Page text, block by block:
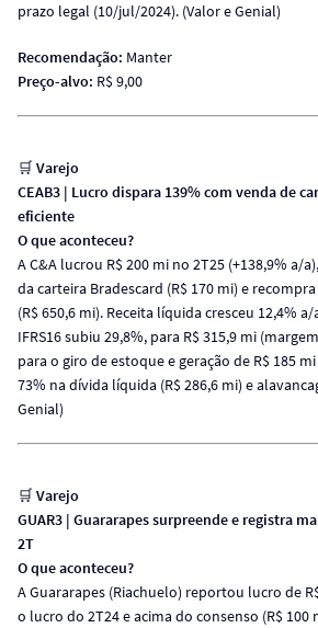
prazo legal (10/jul/2024). (Valor e Genial)
Recomendação: Manter
Preço-alvo: R$ 9,00
🛒 Varejo
CEAB3 | Lucro dispara 139% com venda de
eficiente
O que aconteceu?
A C&A lucrou R$ 200 mi no 2T25 (+138,9% a/
da carteira Bradescard (R$ 170 mi) e
(R$ 650,6 mi). Receita líquida cresceu 12,4%
IFRS16 subiu 29,8%, para R$ 315,9 mi
para o giro de estoque e geração de R$ 185
73% na dívida líquida (R$ 286,6 mi) e
Genial)
🛒 Varejo
GUAR3 | Guararapes surpreende e registra
2T
O que aconteceu?
A Guararapes (Riachuelo) reportou lucro de
o lucro do 2T24 e acima do consenso (R$ 100